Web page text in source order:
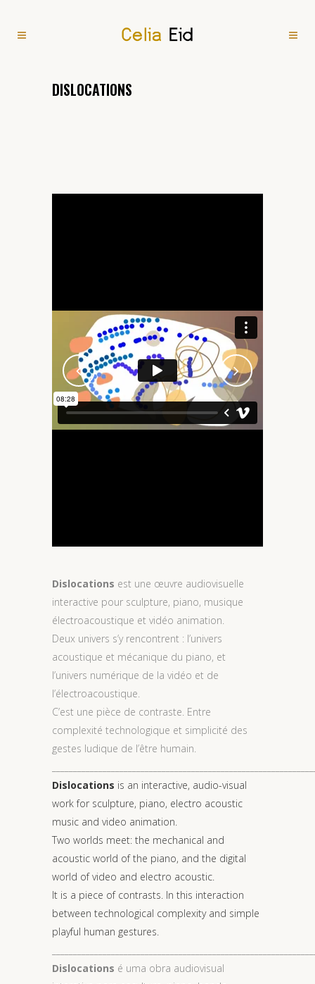
DISLOCATIONS
Dislocations est une œuvre audiovisuelle
interactive pour sculpture, piano, musique
électroacoustique et vidéo animation.
Deux univers s’y rencontrent : l’univers
acoustique et mécanique du piano, et
l’univers numérique de la vidéo et de
l’électroacoustique.
C’est une pièce de contraste. Entre
complexité technologique et simplicité des
gestes ludique de l’être humain.
Dislocations is an interactive, audio-visual
work for sculpture, piano, electro acoustic
music and video animation.
Two worlds meet: the mechanical and
acoustic world of the piano, and the digital
world of video and electro acoustic.
It is a piece of contrasts. In this interaction
between technological complexity and simple
playful human gestures.
Dislocations é uma obra audiovisual